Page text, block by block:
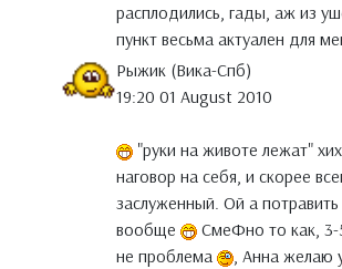
расплодились, гады, аж из
пункт весьма актуален для
Рыжик (Вика-Спб)
19:20 01 August 2010
"руки на животе лежат"
наговор на себя, и скорее
заслуженный. Ой а потравить
вообще
СмеФно то как, 3-
не проблема
, Анна желаю